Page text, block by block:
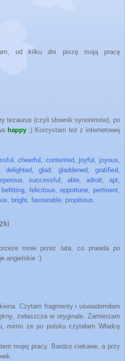
od kilku dni piszę moją pracę
tezaurus (czyli słownik synonimów), po
happy:) Korzystam też z internetowej
cheerful, contented, joyful, joyous,
delighted, glad, gladdened, gratified,
successful; able, adroit, apt,
felicitous, opportune, pertinent,
bright, favourable, propitious.
mnie przez lata, co prawda po
angielskie :)
Czytam fragmenty i uświadomiłam
zwłaszcza w oryginale. Zamierzam
mimo że po polsku czytałam Władcę
mojej pracy. Bardzo ciekawe, a przy